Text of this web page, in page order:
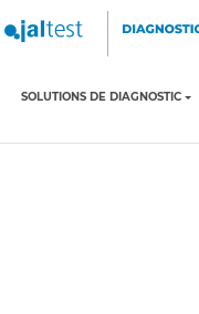
SOLUTIONS DE DIAGNOSTIC